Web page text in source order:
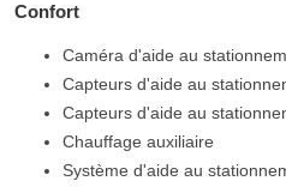
Confort
Caméra d'aide au
Capteurs d'aide au
Capteurs d'aide au
Chauffage auxiliaire
Système d'aide au